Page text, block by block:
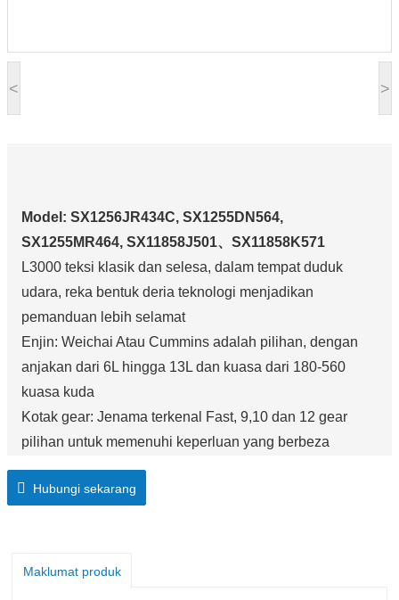
< >
Model: SX1256JR434C, SX1255DN564,
SX1255MR464, SX11858J501、SX11858K571
L3000 teksi klasik dan selesa, dalam tempat duduk
udara, reka bentuk deria teknologi menjadikan
pemanduan lebih selamat
Enjin: Weichai Atau Cummins adalah pilihan, dengan
anjakan dari 6L hingga 13L dan kuasa dari 180-560
kuasa kuda
Kotak gear: Jenama terkenal Fast, 9,10 dan 12 gear
pilihan untuk memenuhi keperluan yang berbeza
Hubungi sekarang
Maklumat produk